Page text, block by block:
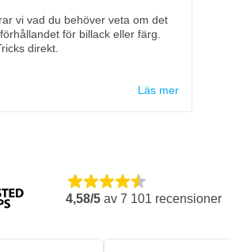
vi vad du behöver veta om det
för billack eller färg.
direkt.
Läs mer
4,58/5 av 7 101 recensioner